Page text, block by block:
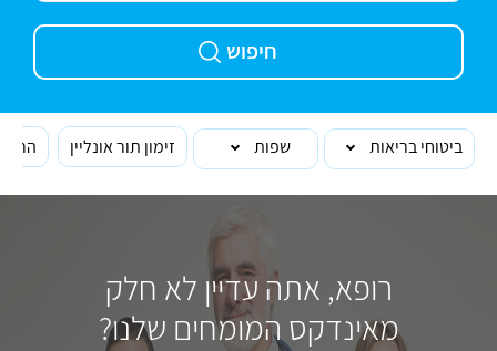
חיפוש
ביטוחי בריאות שפות זימון תור אונליין
רופא, אתה עדיין לא חלק
מאינדקס המומחים שלנו?